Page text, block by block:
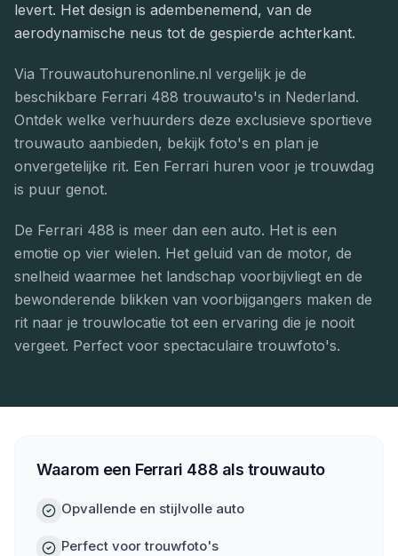
levert. Het design is adembenemend, van de
aerodynamische neus tot de gespierde achterkant.
Via Trouwautohurenonline.nl vergelijk je de
beschikbare Ferrari 488 trouwauto's in Nederland.
Ontdek welke verhuurders deze exclusieve sportieve
trouwauto aanbieden, bekijk foto's en plan je
onvergetelijke rit. Een Ferrari huren voor je trouwdag
is puur genot.
De Ferrari 488 is meer dan een auto. Het is een
emotie op vier wielen. Het geluid van de motor, de
snelheid waarmee het landschap voorbijvliegt en de
bewonderende blikken van voorbijgangers maken de
rit naar je trouwlocatie tot een ervaring die je nooit
vergeet. Perfect voor spectaculaire trouwfoto's.
Waarom een Ferrari 488 als trouwauto
Opvallende en stijlvolle auto
Perfect voor trouwfoto's